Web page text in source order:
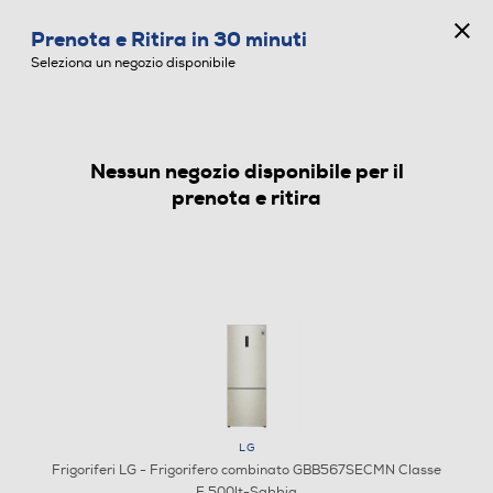
FRIGORIFERI
Prenota e Ritira in 30 minuti
Seleziona un negozio disponibile
Nessun negozio disponibile per il
prenota e ritira
LG
Frigoriferi LG - Frigorifero combinato GBB567SECMN Classe